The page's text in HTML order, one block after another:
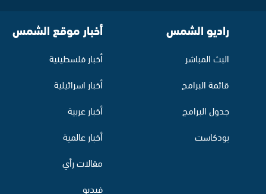
راديو الشمس
البث المباشر
قائمة البرامج
جدول البرامج
بودكاست
أخبار موقع الشمس
أخبار فلسطينية
أخبار اسرائيلية
أخبار عربية
أخبار عالمية
مقالات رأي
فيديو